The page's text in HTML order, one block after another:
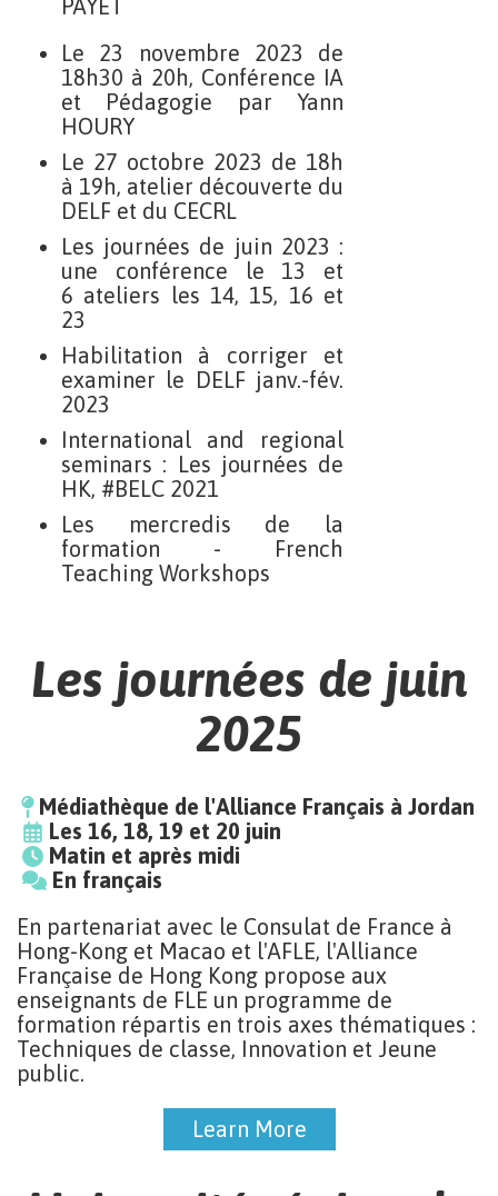
PAYET
Le 23 novembre 2023 de
18h30 à 20h, Conférence IA
et Pédagogie par Yann
HOURY
Le 27 octobre 2023 de 18h
à 19h, atelier découverte du
DELF et du CECRL
Les journées de juin 2023 :
une conférence le 13 et
6 ateliers les 14, 15, 16 et
23
Habilitation à corriger et
examiner le DELF janv.-fév.
2023
International and regional
seminars : Les journées de
HK, #BELC 2021
Les mercredis de la
formation - French
Teaching Workshops
Les journées de juin
2025
Médiathèque de l'Alliance Français à Jordan
Les 16, 18, 19 et 20 juin
Matin et après midi
En français
En partenariat avec le Consulat de France à
Hong-Kong et Macao et l'AFLE, l'Alliance
Française de Hong Kong propose aux
enseignants de FLE un programme de
formation répartis en trois axes thématiques :
Techniques de classe, Innovation et Jeune
public.
Learn More
Learn More